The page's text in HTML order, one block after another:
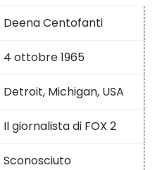
Deena Centofanti
4 ottobre 1965
Detroit, Michigan, USA
Il giornalista di FOX 2
Sconosciuto